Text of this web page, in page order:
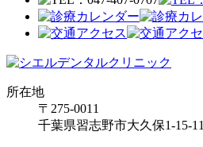
所在地
〒275-0011
千葉県習志野市大久保1-15-11